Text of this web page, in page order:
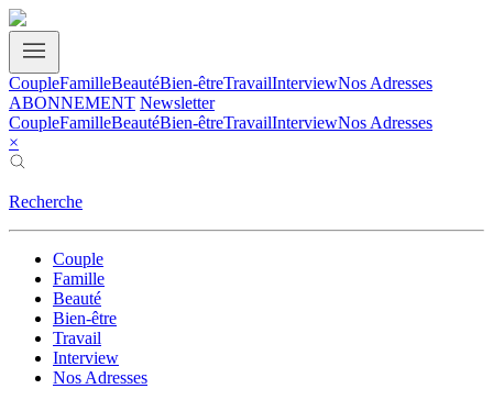
CoupleFamilleBeautéBien-êtreTravailInterviewNos Adresses
ABONNEMENT Newsletter
CoupleFamilleBeautéBien-êtreTravailInterviewNos Adresses
×
Recherche
Couple
Famille
Beauté
Bien-être
Travail
Interview
Nos Adresses